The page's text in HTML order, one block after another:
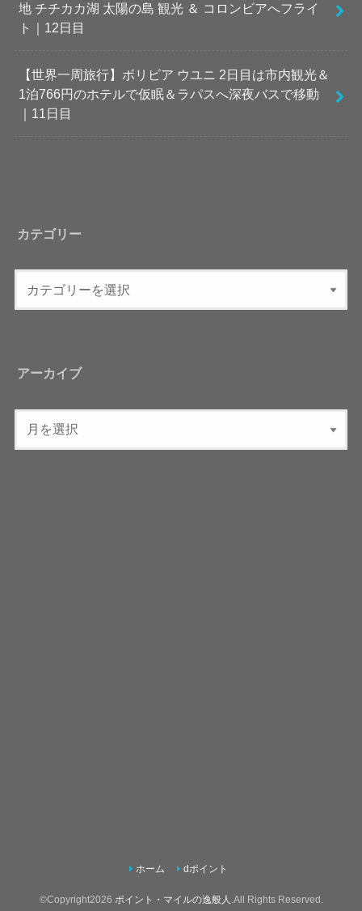
地 チチカカ湖 太陽の島 観光 ＆ コロンビアへフライ
ト｜12日目
【世界一周旅行】ボリビア ウユニ 2日目は市内観光＆
1泊766円のホテルで仮眠＆ラパスへ深夜バスで移動
｜11日目
カテゴリー
アーカイブ
ホーム dポイント
©Copyright2026 ポイント・マイルの逸般人 .All Rights Reserved.